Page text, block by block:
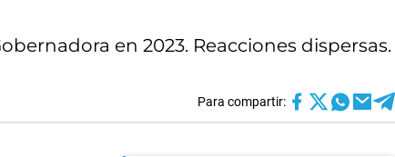
en 2023. Reacciones dispersas.
Para compartir: